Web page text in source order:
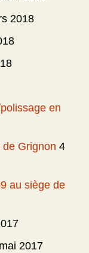
2018
en
Grignon 4
au siège de
2017